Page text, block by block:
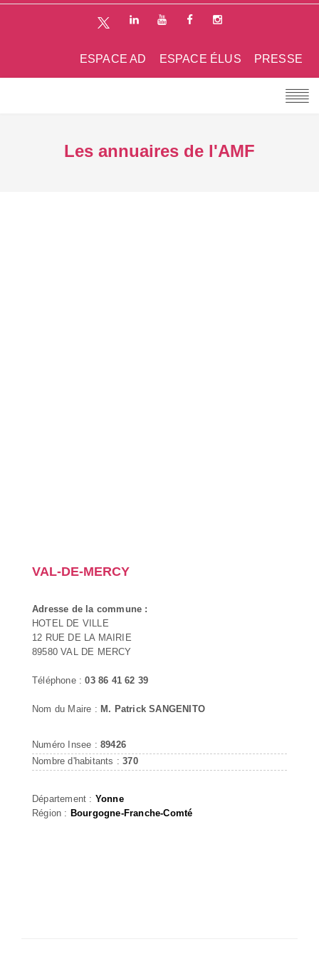
PRESSE
ESPACE ÉLUS
ESPACE AD
Les annuaires de l'AMF
VAL-DE-MERCY
Adresse de la commune :
HOTEL DE VILLE
12 RUE DE LA MAIRIE
89580 VAL DE MERCY
Téléphone :03 86 41 62 39
Nom du Maire : M. Patrick SANGENITO
Numéro Insee : 89426
Nombre d'habitants :370
Département : Yonne
Région : Bourgogne-Franche-Comté